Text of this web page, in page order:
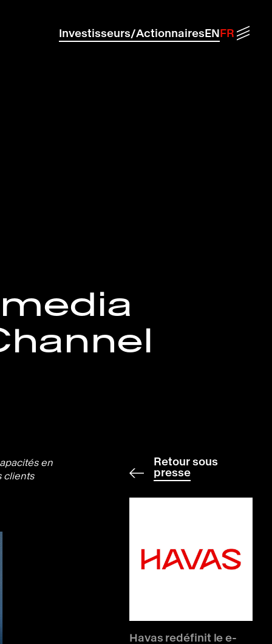
Investisseurs/Actionnaires EN FR Menu
en
clients
Retour sous
presse
Havas redéfinit le e-